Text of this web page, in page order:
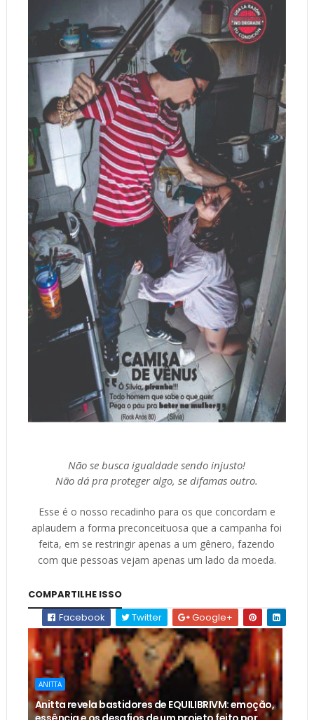
Não se busca igualdade sendo injusto!
Não dá pra proteger algo, se difamas outro.
Esse é o nosso recadinho para os que concordam e
aplaudem a forma preconceituosa que a campanhafoi
feita, em se restringir apenas a um gênero, fazendo
com que pessoas vejam apenas um lado da moeda.
COMPARTILHE ISSO
Facebook
Twitter Google+
ANITTA
Anitta revela bastidores de EQUILIBRIVM: emoção,